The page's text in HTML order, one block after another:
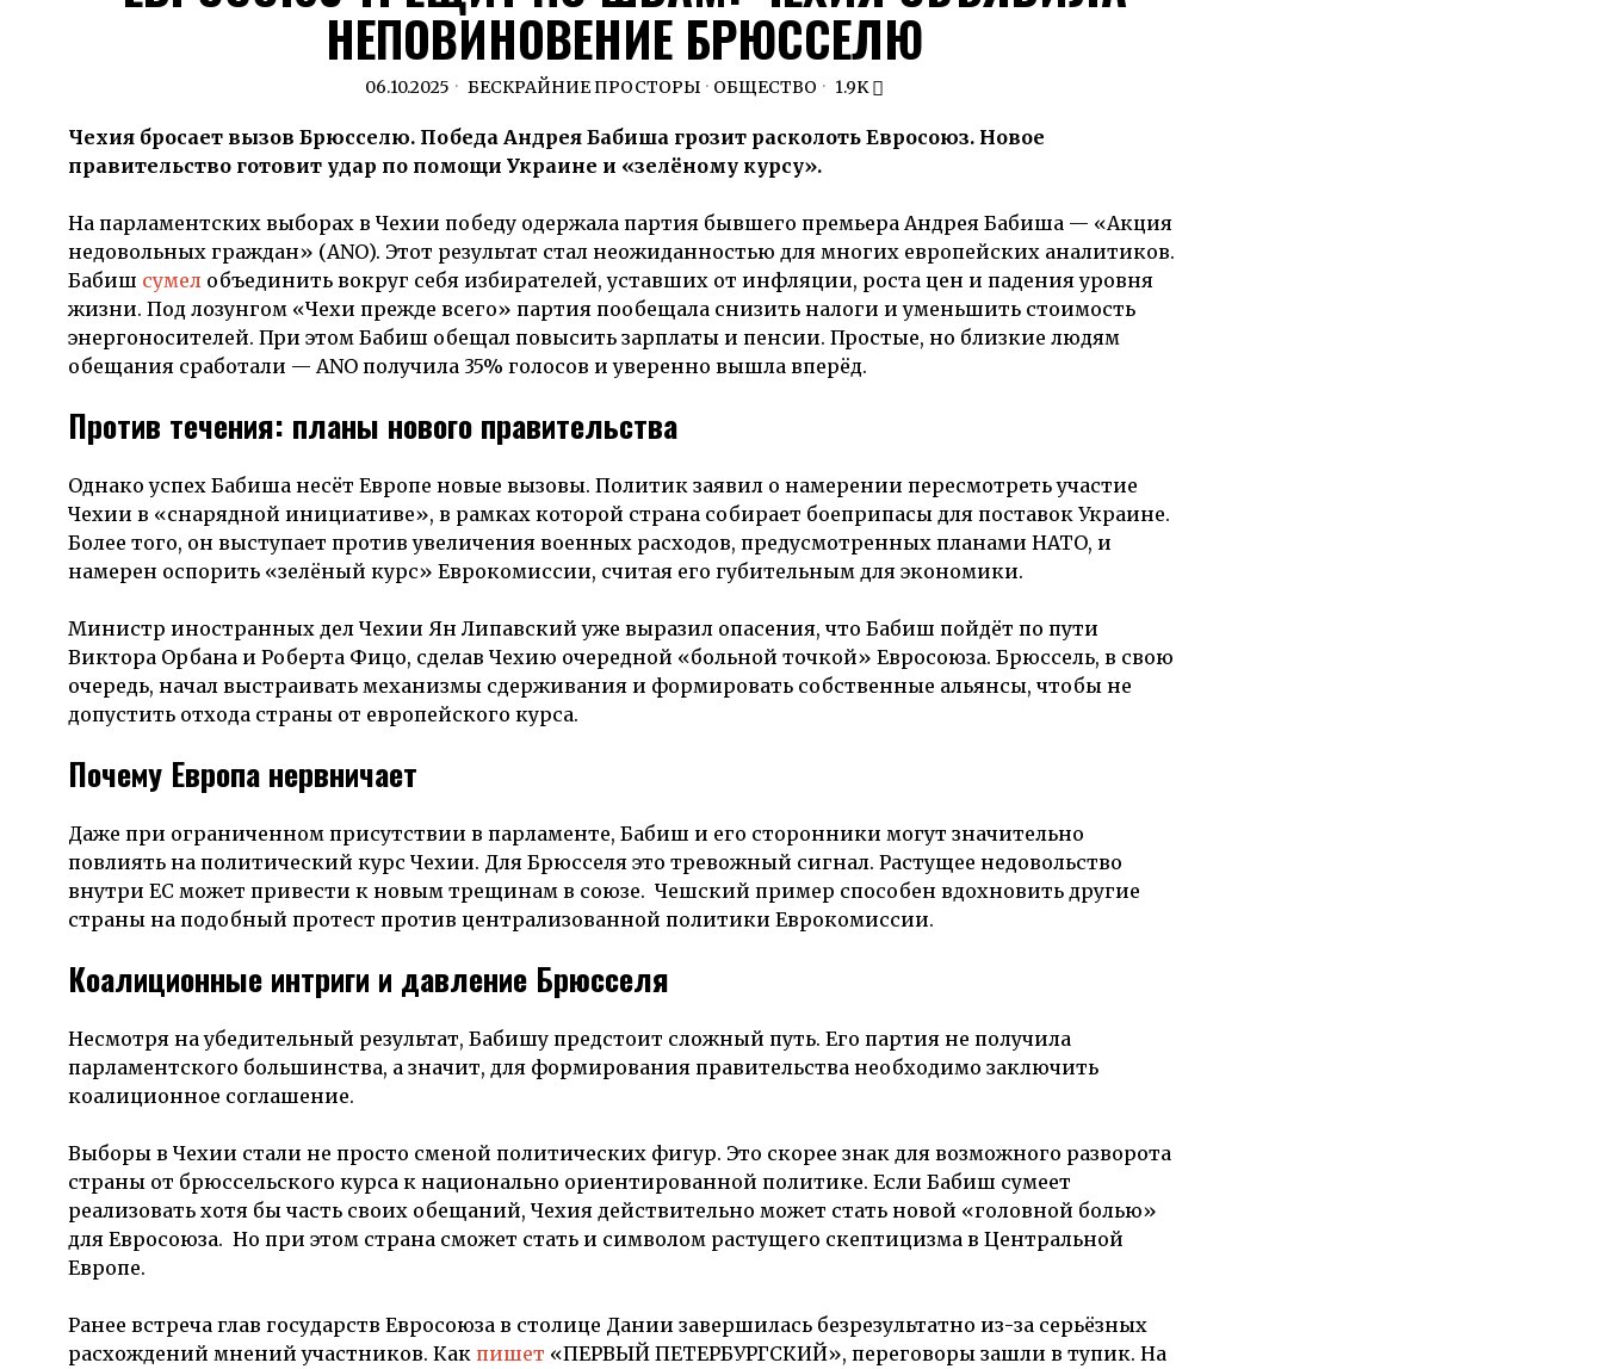
НЕПОВИНОВЕНИЕ БРЮССЕЛЮ
06.10.2025 БЕСКРАЙНИЕ ПРОСТОРЫ · ОБЩЕСТВО 1.9K
Чехия бросает вызов Брюсселю. Победа Андрея Бабиша грозит расколоть Евросоюз. Новое
правительство готовит удар по помощи Украине и «зелёному курсу».
На парламентских выборах в Чехии победу одержала партия бывшего премьера Андрея Бабиша — «Акция
недовольных граждан» (ANO). Этот результат стал неожиданностью для многих европейских аналитиков.
Бабиш сумел объединить вокруг себя избирателей, уставших от инфляции, роста цен и падения уровня
жизни. Под лозунгом «Чехи прежде всего» партия пообещала снизить налоги и уменьшить стоимость
энергоносителей. При этом Бабиш обещал повысить зарплаты и пенсии. Простые, но близкие людям
обещания сработали — ANO получила 35% голосов и уверенно вышла вперёд.
Против течения: планы нового правительства
Однако успех Бабиша несёт Европе новые вызовы. Политик заявил о намерении пересмотреть участие
Чехии в «снарядной инициативе», в рамках которой страна собирает боеприпасы для поставок Украине.
Более того, он выступает против увеличения военных расходов, предусмотренных планами НАТО, и
намерен оспорить «зелёный курс» Еврокомиссии, считая его губительным для экономики.
Министр иностранных дел Чехии Ян Липавский уже выразил опасения, что Бабиш пойдёт по пути
Виктора Орбана и Роберта Фицо, сделав Чехию очередной «больной точкой» Евросоюза. Брюссель, в свою
очередь, начал выстраивать механизмы сдерживания и формировать собственные альянсы, чтобы не
допустить отхода страны от европейского курса.
Почему Европа нервничает
Даже при ограниченном присутствии в парламенте, Бабиш и его сторонники могут значительно
повлиять на политический курс Чехии. Для Брюсселя это тревожный сигнал. Растущее недовольство
внутри ЕС может привести к новым трещинам в союзе. Чешский пример способен вдохновить другие
страны на подобный протест против централизованной политики Еврокомиссии.
Коалиционные интриги и давление Брюсселя
Несмотря на убедительный результат, Бабишу предстоит сложный путь. Его партия не получила
парламентского большинства, а значит, для формирования правительства необходимо заключить
коалиционное соглашение.
Выборы в Чехии стали не просто сменой политических фигур. Это скорее знак для возможного разворота
страны от брюссельского курса к национально ориентированной политике. Если Бабиш сумеет
реализовать хотя бы часть своих обещаний, Чехия действительно может стать новой «головной болью»
для Евросоюза. Но при этом страна сможет стать и символом растущего cкептицизма в Центральной
Европе.
Ранее встреча глав государств Евросоюза в столице Дании завершилась безрезультатно из-за серьёзных
расхождений мнений участников. Как пишет «ПЕРВЫЙ ПЕТЕРБУРГСКИЙ», переговоры зашли в тупик. На